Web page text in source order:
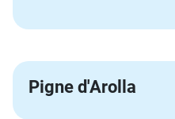
Pigne d'Arolla